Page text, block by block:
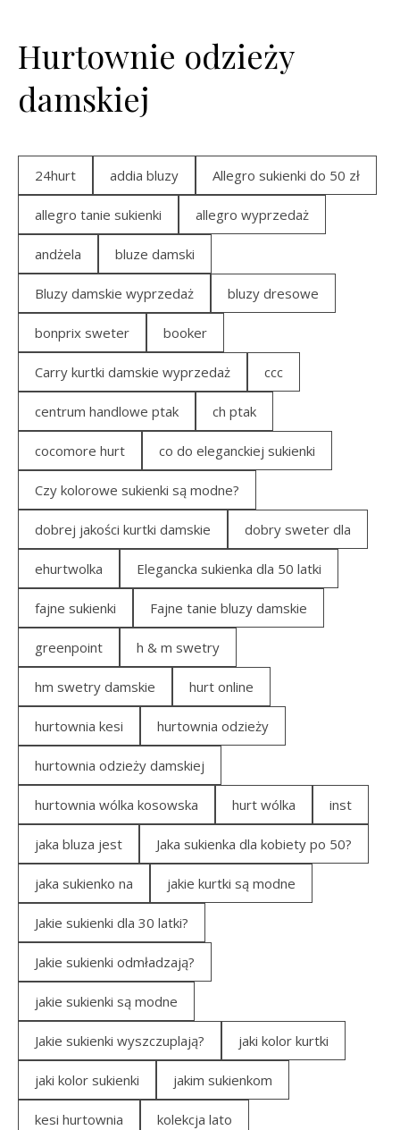
Hurtownie odzieży
damskiej
24hurt addia bluzy Allegro sukienki do 50 zł
allegro tanie sukienki allegro wyprzedaż
andżela bluze damski
Bluzy damskie wyprzedaż bluzy dresowe
bonprix sweter booker
Carry kurtki damskie wyprzedaż ccc
centrum handlowe ptak ch ptak
cocomore hurt co do eleganckiej sukienki
Czy kolorowe sukienki są modne?
dobrej jakości kurtki damskie dobry sweter dla
ehurtwolka Elegancka sukienka dla 50 latki
fajne sukienki Fajne tanie bluzy damskie
greenpoint h & m swetry
hm swetry damskie hurt online
hurtownia kesi hurtownia odzieży
hurtownia odzieży damskiej
hurtownia wólka kosowska hurt wólka inst
jaka bluza jest Jaka sukienka dla kobiety po 50?
jaka sukienko na jakie kurtki są modne
Jakie sukienki dla 30 latki?
Jakie sukienki odmładzają?
jakie sukienki są modne
Jakie sukienki wyszczuplają? jaki kolor kurtki
jaki kolor sukienki jakim sukienkom
kesi hurtownia kolekcja lato